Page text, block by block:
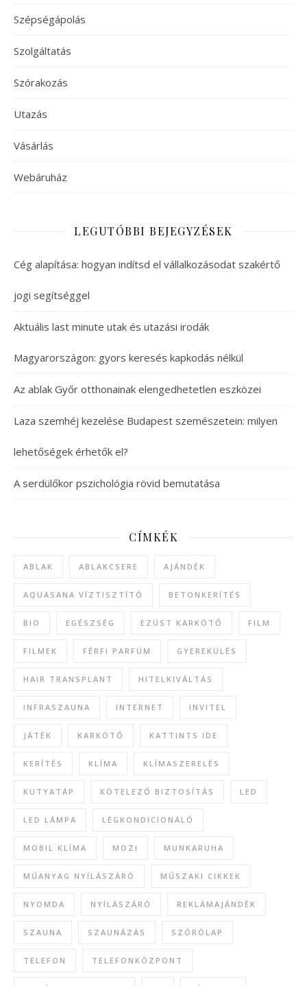
Szépségápolás
Szolgáltatás
Szórakozás
Utazás
Vásárlás
Webáruház
LEGUTÓBBI BEJEGYZÉSEK
Cég alapítása: hogyan indítsd el vállalkozásodat szakértő
jogi segítséggel
Aktuális last minute utak és utazási irodák
Magyarországon: gyors keresés kapkodás nélkül
Az ablak Győr otthonainak elengedhetetlen eszközei
Laza szemhéj kezelése Budapest szemészetein: milyen
lehetőségek érhetők el?
A serdülőkor pszichológia rövid bemutatása
CÍMKÉK
ABLAK ABLAKCSERE AJÁNDÉK
AQUASANA VÍZTISZTÍTÓ BETONKERÍTÉS
BIO EGÉSZSÉG EZÜST KARKÖTŐ FILM
FILMEK FÉRFI PARFÜM GYEREKÜLÉS
HAIR TRANSPLANT HITELKIVÁLTÁS
INFRASZAUNA INTERNET INVITEL
JÁTÉK KARKÖTŐ KATTINTS IDE
KERÍTÉS KLÍMA KLÍMASZERELÉS
KUTYATÁP KÖTELEZŐ BIZTOSÍTÁS LED
LED LÁMPA LÉGKONDICIONÁLÓ
MOBIL KLÍMA MOZI MUNKARUHA
MŰANYAG NYÍLÁSZÁRÓ MŰSZAKI CIKKEK
NYOMDA NYÍLÁSZÁRÓ REKLÁMAJÁNDÉK
SZAUNA SZAUNÁZÁS SZÓRÓLAP
TELEFON TELEFONKÖZPONT